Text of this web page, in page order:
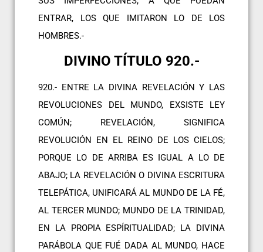
ENTRAR, LOS QUE IMITARON LO DE LOS
HOMBRES.-
DIVINO TÍTULO 920.-
920.- ENTRE LA DIVINA REVELACIÓN Y LAS
REVOLUCIONES DEL MUNDO, EXSISTE LEY
COMÚN; REVELACIÓN, SIGNIFICA
REVOLUCIÓN EN EL REINO DE LOS CIELOS;
PORQUE LO DE ARRIBA ES IGUAL A LO DE
ABAJO; LA REVELACIÓN O DIVINA ESCRITURA
TELEPÁTICA, UNIFICARÁ AL MUNDO DE LA FÉ,
AL TERCER MUNDO; MUNDO DE LA TRINIDAD,
EN LA PROPIA ESPÍRITUALIDAD; LA DIVINA
PARÁBOLA QUE FUÉ DADA AL MUNDO, HACE